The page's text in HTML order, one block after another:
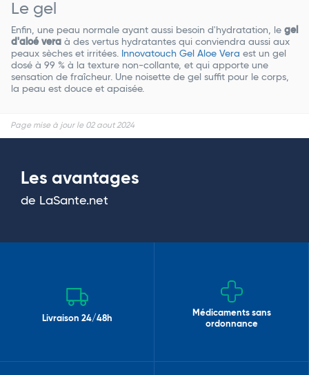
Le gel
Enfin, une peau normale ayant aussi besoin d'hydratation, le gel
d'aloé vera à des vertus hydratantes qui conviendra aussi aux
peaux sèches et irritées. Innovatouch Gel Aloe Vera est un gel
dosé à 99 % à la texture non-collante, et qui apporte une
sensation de fraîcheur. Une noisette de gel suffit pour le corps,
la peau est douce et apaisée.
Page mise à jour le 02 aout 2024
Les avantages
de LaSante.net
Livraison 24/48h
Médicaments sans
ordonnance